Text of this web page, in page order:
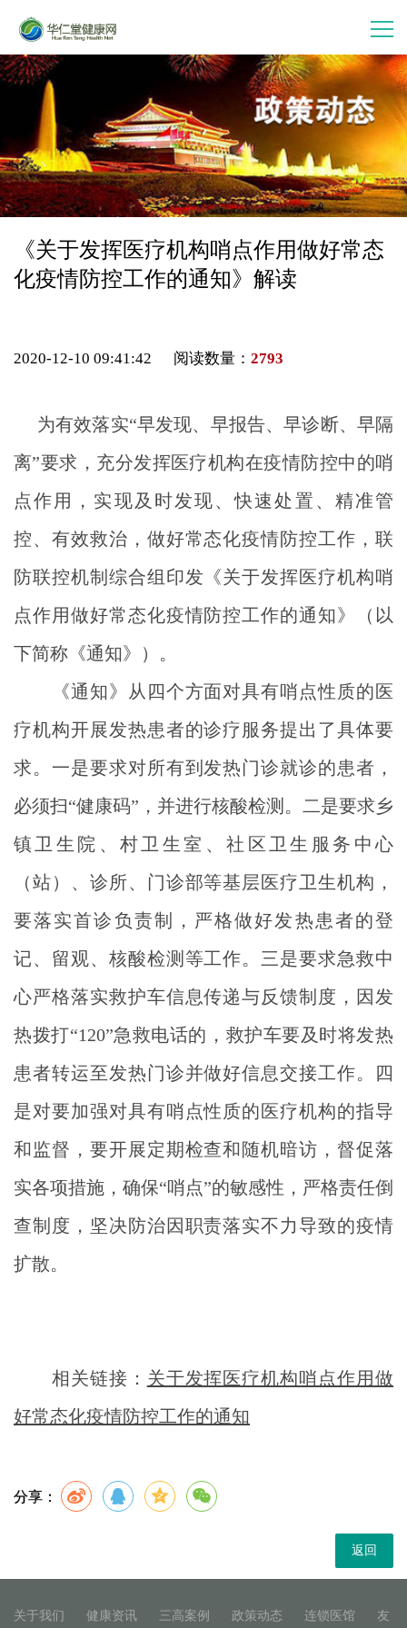
首 页
走进华仁堂
连锁加盟
案例分享
会员中心
《关于发挥医疗机构哨点作用做好常态
化疫情防控工作的通知》解读
2020-12-10 09:41:42 阅读数量： 2793
为有效落实“早发现、早报告、早诊断、早隔
离”要求，充分发挥医疗机构在疫情防控中的哨
点作用，实现及时发现、快速处置、精准管
控、有效救治，做好常态化疫情防控工作，联
防联控机制综合组印发《关于发挥医疗机构哨
点作用做好常态化疫情防控工作的通知》（以
下简称《通知》）。
《通知》从四个方面对具有哨点性质的医
疗机构开展发热患者的诊疗服务提出了具体要
求。一是要求对所有到发热门诊就诊的患者，
必须扫“健康码”，并进行核酸检测。二是要求乡
镇卫生院、村卫生室、社区卫生服务中心
（站）、诊所、门诊部等基层医疗卫生机构，
要落实首诊负责制，严格做好发热患者的登
记、留观、核酸检测等工作。三是要求急救中
心严格落实救护车信息传递与反馈制度，因发
热拨打“120”急救电话的，救护车要及时将发热
患者转运至发热门诊并做好信息交接工作。四
是对要加强对具有哨点性质的医疗机构的指导
和监督，要开展定期检查和随机暗访，督促落
实各项措施，确保“哨点”的敏感性，严格责任倒
查制度，坚决防治因职责落实不力导致的疫情
扩散。
相关链接： 关于发挥医疗机构哨点作用做
好常态化疫情防控工作的通知
分享：
返回
关于我们 健康资讯 三高案例 政策动态 连锁医馆 友